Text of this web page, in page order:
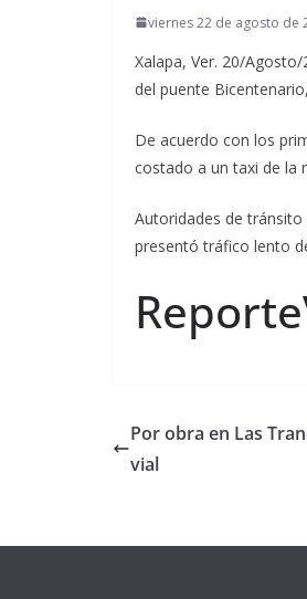
viernes 22 de agosto de
Xalapa, Ver. 20/
del puente
De acuerdo con los
costado a un taxi de la
Autoridades de
presentó tráfico lento
Por obra en Las
vial